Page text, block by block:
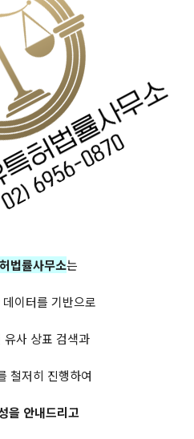
법률사무소는
이터를 기반으로
유사 상표 검색과
철저히 진행하여
을 안내드리고